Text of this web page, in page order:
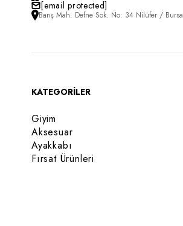
[email protected]
Barış Mah. Defne Sok. No: 34 Nilüfer / Bursa
KATEGORİLER
Giyim
Aksesuar
Ayakkabı
Fırsat Ürünleri